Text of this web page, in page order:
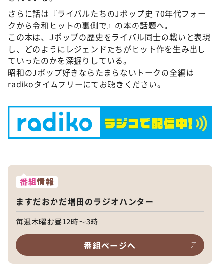
さらに話は『ライバルたちのJポップ史 70年代フォー
クから令和ヒットの裏側で』の本の話題へ。
この本は、Jポップの歴史をライバル同士の戦いと表現
し、どのようにレジェンドたちがヒット作を生み出し
ていったのかを深掘りしている。
昭和のJポップ好きならたまらないトークの全編は
radikoタイムフリーにてお聴きください。
番組情報
ますだおかだ増田のラジオハンター
毎週木曜お昼12時～3時
番組ページへ